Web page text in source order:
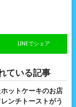
LINEでシェア
ている記事
ットケーキのお店
ンチトーストがう